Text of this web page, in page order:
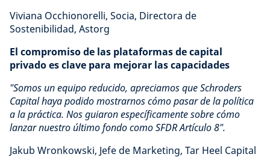
Viviana Occhionorelli, Socia, Directora de
Sostenibilidad, Astorg
El compromiso de las plataformas de capital
privado es clave para mejorar las capacidades
"Somos un equipo reducido, apreciamos que Schroders
Capital haya podido mostrarnos cómo pasar de la política
a la práctica. Nos guiaron específicamente sobre cómo
lanzar nuestro último fondo como SFDR Artículo 8".
Jakub Wronkowski, Jefe de Marketing, Tar Heel Capital